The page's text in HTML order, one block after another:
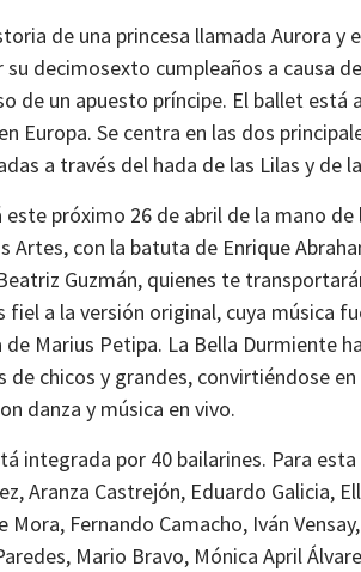
de una princesa llamada Aurora y
decimosexto cumpleaños a causa
de un apuesto príncipe. El ballet está
Europa. Se centra en las dos
a través del hada de las Lilas y de
próximo 26 de abril de la mano de
Artes, con la batuta de Enrique
Guzmán, quienes te
fiel a la versión original, cuya música
Marius Petipa. La Bella Durmiente
chicos y grandes, convirtiéndose
danza y música en vivo.
integrada por 40 bailarines. Para
Aranza Castrejón, Eduardo Galicia,
Fernando Camacho, Iván
Mario Bravo, Mónica April